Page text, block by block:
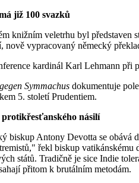
již 100 svazků
knižním veletrhu byl představen
nově vypracovaný německý
kardinál Karl Lehmann
Symmachus dokumentuje
5. století Prudentiem.
násilí
biskup Antony Devotta se obává
řekl biskup
států. Tradičně je sice Indie
přitom k brutálním metodám.